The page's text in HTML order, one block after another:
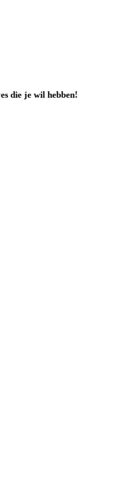
die je wil hebben!